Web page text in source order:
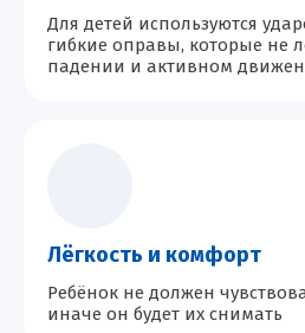
Для детей используются
гибкие оправы, которые не
падении и активном
Лёгкость и комфорт
Ребёнок не должен
иначе он будет их снимать